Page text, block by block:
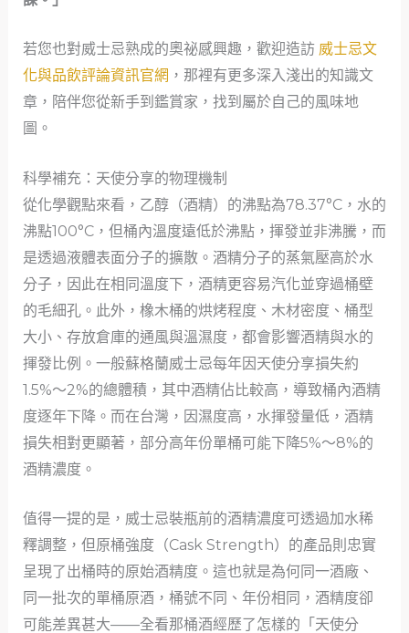
若您也對威士忌熟成的奧祕感興趣，歡迎造訪 威士忌文
化與品飲評論資訊官網 ，那裡有更多深入淺出的知識文
章，陪伴您從新手到鑑賞家，找到屬於自己的風味地
圖。
科學補充：天使分享的物理機制
從化學觀點來看，乙醇（酒精）的沸點為78.37°C，水的
沸點100°C，但桶內溫度遠低於沸點，揮發並非沸騰，而
是透過液體表面分子的擴散。酒精分子的蒸氣壓高於水
分子，因此在相同溫度下，酒精更容易汽化並穿過桶壁
的毛細孔。此外，橡木桶的烘烤程度、木材密度、桶型
大小、存放倉庫的通風與溫濕度，都會影響酒精與水的
揮發比例。一般蘇格蘭威士忌每年因天使分享損失約
1.5%～2%的總體積，其中酒精佔比較高，導致桶內酒精
度逐年下降。而在台灣，因濕度高，水揮發量低，酒精
損失相對更顯著，部分高年份單桶可能下降5%～8%的
酒精濃度。
值得一提的是，威士忌裝瓶前的酒精濃度可透過加水稀
釋調整，但原桶強度（Cask Strength）的產品則忠實
呈現了出桶時的原始酒精度。這也就是為何同一酒廠、
同一批次的單桶原酒，桶號不同、年份相同，酒精度卻
可能差異甚大——全看那桶酒經歷了怎樣的「天使分